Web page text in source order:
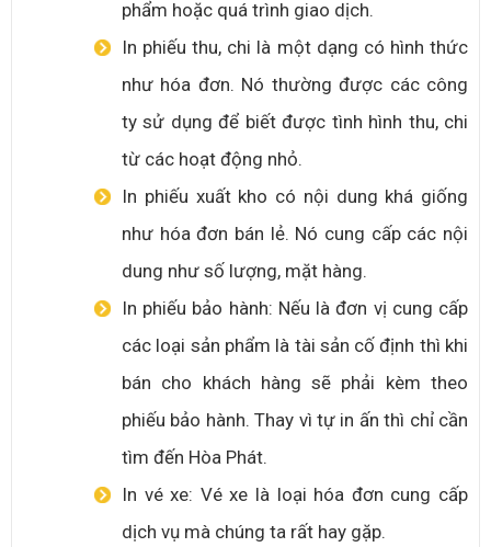
phẩm hoặc quá trình giao dịch.
In phiếu thu, chi là một dạng có hình thức
như hóa đơn. Nó thường được các công
ty sử dụng để biết được tình hình thu, chi
từ các hoạt động nhỏ.
In phiếu xuất kho có nội dung khá giống
như hóa đơn bán lẻ. Nó cung cấp các nội
dung như số lượng, mặt hàng.
In phiếu bảo hành: Nếu là đơn vị cung cấp
các loại sản phẩm là tài sản cố định thì khi
bán cho khách hàng sẽ phải kèm theo
phiếu bảo hành. Thay vì tự in ấn thì chỉ cần
tìm đến Hòa Phát.
In vé xe: Vé xe là loại hóa đơn cung cấp
dịch vụ mà chúng ta rất hay gặp.